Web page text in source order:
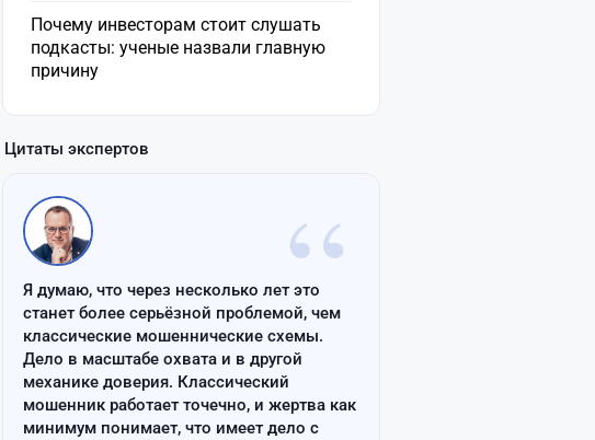
Почему инвесторам стоит слушать
подкасты: ученые назвали главную
причину
Цитаты экспертов
“
Я думаю, что через несколько лет это
станет более серьёзной проблемой, чем
классические мошеннические схемы.
Дело в масштабе охвата и в другой
механике доверия. Классический
мошенник работает точечно, и жертва как
минимум понимает, что имеет дело с